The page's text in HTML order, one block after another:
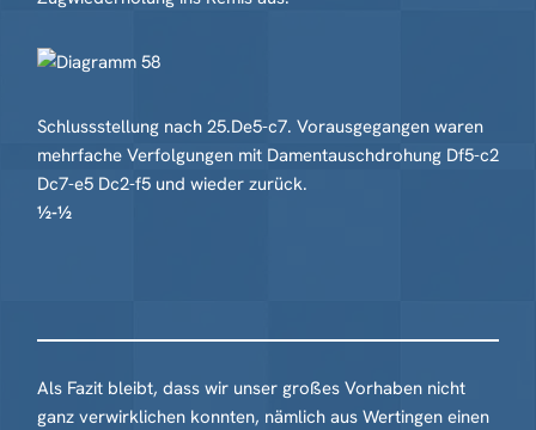
Schlussstellung nach 25.De5-c7. Vorausgegangen waren
mehrfache Verfolgungen mit Damentauschdrohung Df5-c2
Dc7-e5 Dc2-f5 und wieder zurück.
½-½
Als Fazit bleibt, dass wir unser großes Vorhaben nicht
ganz verwirklichen konnten, nämlich aus Wertingen einen